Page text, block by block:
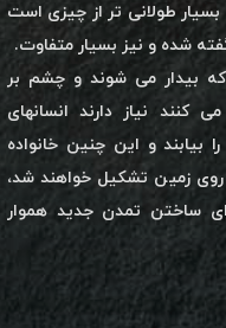
بسیار طولانی تر از چیزی است
شده و نیز بسیار متفاوت.
که بیدار می شوند و چشم بر
کنند نیاز دارند انسانهای
را بیابند و این چنین خانواده
زمین تشکیل خواهند شد،
ساختن تمدن جدید هموار